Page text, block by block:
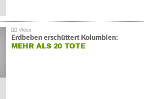
Erdbeben erschüttert Kolumbien:
MEHR ALS 20 TOTE